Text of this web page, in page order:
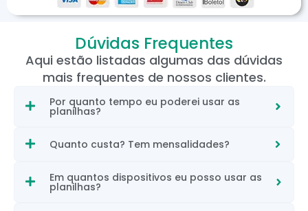
Dúvidas Frequentes
Aqui estão listadas algumas das dúvidas
mais frequentes de nossos clientes.
Por quanto tempo eu poderei usar as
planilhas?
Quanto custa? Tem mensalidades?
Em quantos dispositivos eu posso usar as
planilhas?